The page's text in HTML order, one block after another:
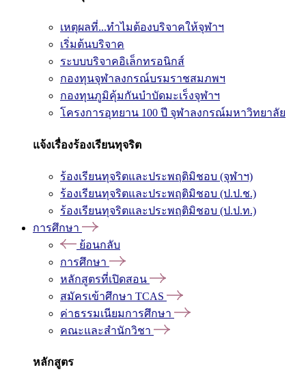
เหตุผลที่...ทำไมต้องบริจาคให้จุฬาฯ
เริ่มต้นบริจาค
ระบบบริจาคอิเล็กทรอนิกส์
กองทุนจุฬาลงกรณ์บรมราชสมภพฯ
กองทุนภูมิคุ้มกันบำบัดมะเร็งจุฬาฯ
โครงการอุทยาน 100 ปี จุฬาลงกรณ์มหาวิทยาลัย
แจ้งเรื่องร้องเรียนทุจริต
ร้องเรียนทุจริตและประพฤติมิชอบ (จุฬาฯ)
ร้องเรียนทุจริตและประพฤติมิชอบ (ป.ป.ช.)
ร้องเรียนทุจริตและประพฤติมิชอบ (ป.ป.ท.)
การศึกษา
ย้อนกลับ
การศึกษา
หลักสูตรที่เปิดสอน
สมัครเข้าศึกษา TCAS
ค่าธรรมเนียมการศึกษา
คณะและสำนักวิชา
หลักสูตร